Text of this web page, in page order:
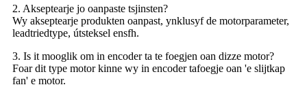
2. Akseptearje jo oanpaste tsjinsten?
Wy akseptearje produkten oanpast, ynklusyf de motorparameter,
leadtriedtype, útsteksel ensfh.
3. Is it mooglik om in encoder ta te foegjen oan dizze motor?
Foar dit type motor kinne wy ​​in encoder tafoegje oan 'e slijtkap
fan' e motor.